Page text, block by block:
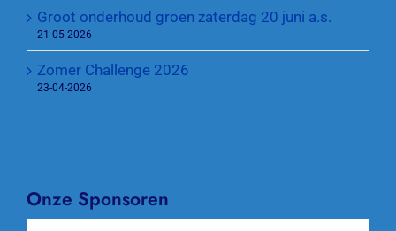
Groot onderhoud groen zaterdag 20 juni a.s.
21-05-2026
Zomer Challenge 2026
23-04-2026
Onze Sponsoren